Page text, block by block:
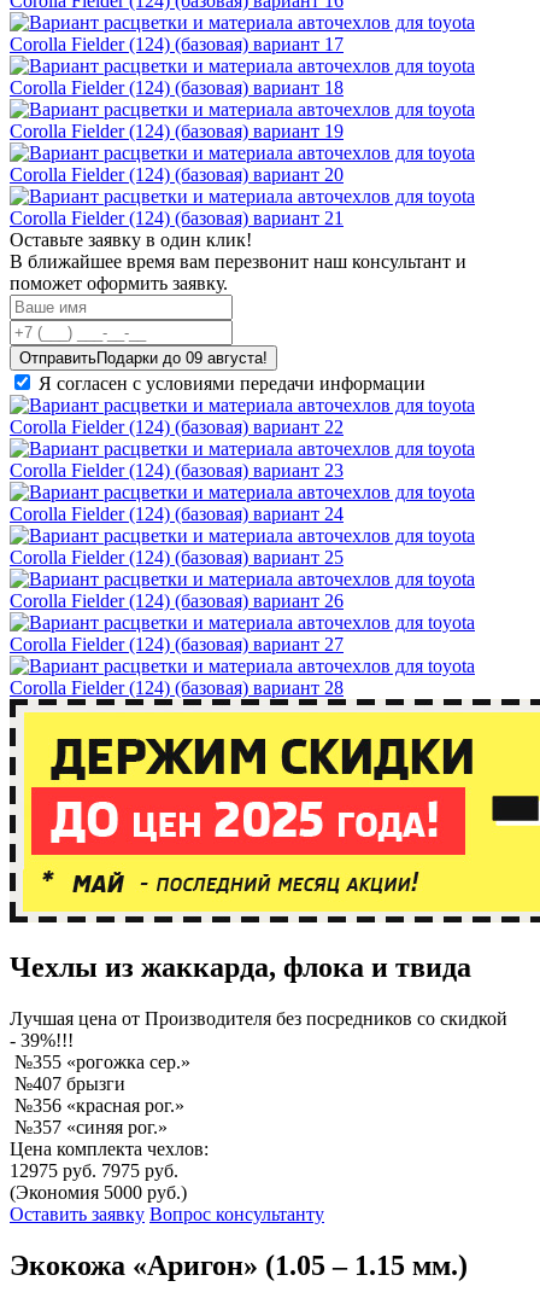
Оставьте заявку в один клик!
В ближайшее время вам перезвонит наш консультант и
поможет оформить заявку.
Отправить
Я согласен с условиями передачи информации
Чехлы из жаккарда, флока и твида
Лучшая цена от Производителя без посредников со скидкой
- 39%!!!
№355 «рогожка сер.»
№407 брызги
№356 «красная рог.»
№357 «синяя рог.»
Цена комплекта чехлов:
12975 руб. 7975 руб.
(Экономия 5000 руб.)
Оставить заявку Вопрос консультанту
Экокожа «Аригон» (1.05 – 1.15 мм.)